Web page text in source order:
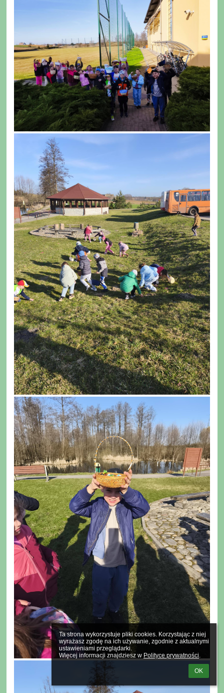
Ta strona wykorzystuje pliki cookies. Korzystając z niej
wyrażasz zgodę na ich używanie, zgodnie z aktualnymi
ustawieniami przeglądarki.
Więcej informacji znajdziesz w Polityce prywatności.
OK